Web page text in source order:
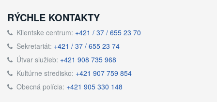
RÝCHLE KONTAKTY
Klientske centrum: +421 / 37 / 655 23 70
Sekretariát: +421 / 37 / 655 23 74
Útvar služieb: +421 908 735 968
Kultúrne stredisko: +421 907 759 854
Obecná polícia: +421 905 330 148